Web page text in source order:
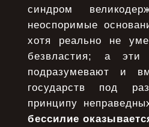
синдром
неоспоримые
хотя реально не
безвластия; а эти
подразумевают и
государств под
принципу
бессилие